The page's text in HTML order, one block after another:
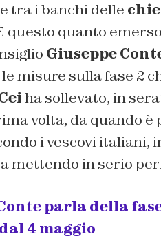
tra i banchi delle
questo quanto
Giuseppe
misure sulla fase 2
ha sollevato, in
volta, da quando è
i vescovi italiani,
mettendo in serio
parla della
4 maggio